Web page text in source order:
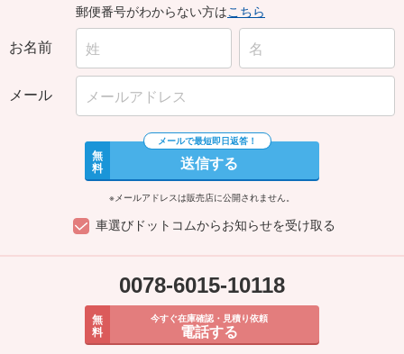
郵便番号がわからない方はこちら
お名前
メール
無
料 送信する
※メールアドレスは販売店に公開されません。
車選びドットコムからお知らせを受け取る
0078-6015-10118
無
料
今すぐ在庫確認・見積り依頼
電話する